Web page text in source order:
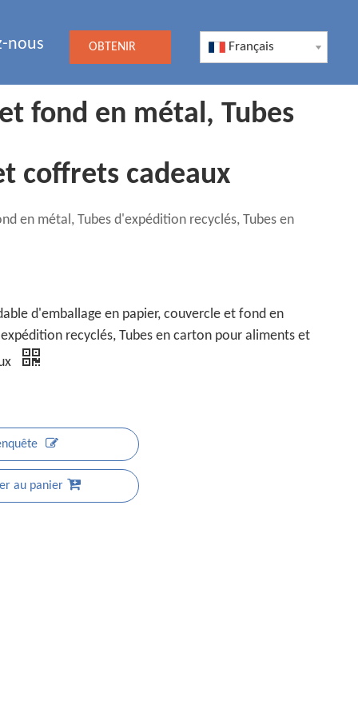
nous OBTENIR Français
fond en métal, Tubes
coffrets cadeaux
en métal, Tubes d'expédition recyclés, Tubes en
d'emballage en papier, couvercle et fond en
recyclés, Tubes en carton pour aliments et
au panier